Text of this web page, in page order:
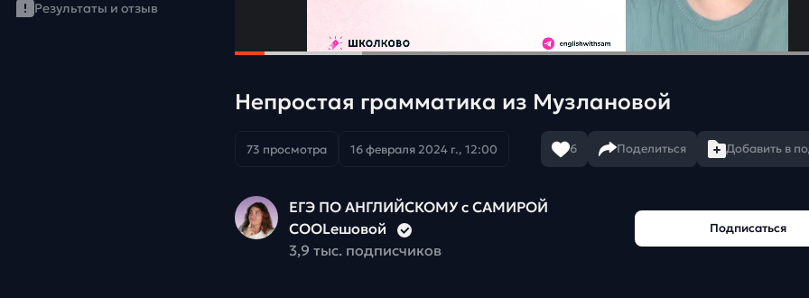
Результаты и отзыв
Непростая грамматика из Музлановой
73 просмотра 16 февраля 2024 г., 12:00 6 Поделиться Добавить в
ЕГЭ ПО АНГЛИЙСКОМУ с САМИРОЙ
COOLешовой
3,9 тыс. подписчиков
Подписаться